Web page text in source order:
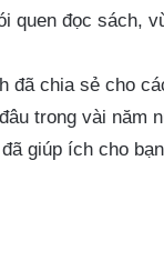
quen đọc sách,
đã chia sẻ cho
trong vài năm
giúp ích cho